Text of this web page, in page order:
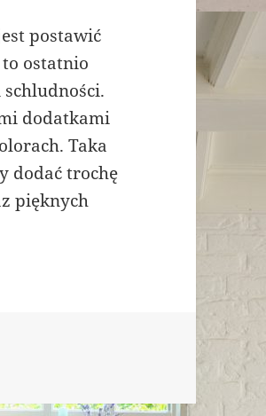
postawić
ostatnio
dodatkami
Taka
dodać trochę
pięknych